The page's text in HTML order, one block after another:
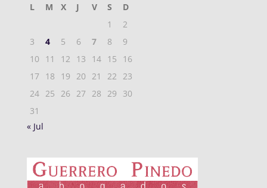
L M X J V S
D
1
2
3
4 5 6 7 8
9
10
11 12 13 14 15
16
17
18 19 20 21 22
23
24 25 26 27 28 29
30
31
« Jul